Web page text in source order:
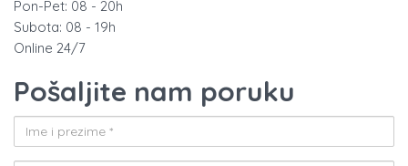
Pon-Pet: 08 - 20h
Subota: 08 - 19h
Online 24/7
Pošaljite nam poruku